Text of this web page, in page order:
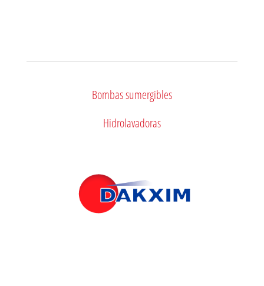
Bombas sumergibles
Hidrolavadoras